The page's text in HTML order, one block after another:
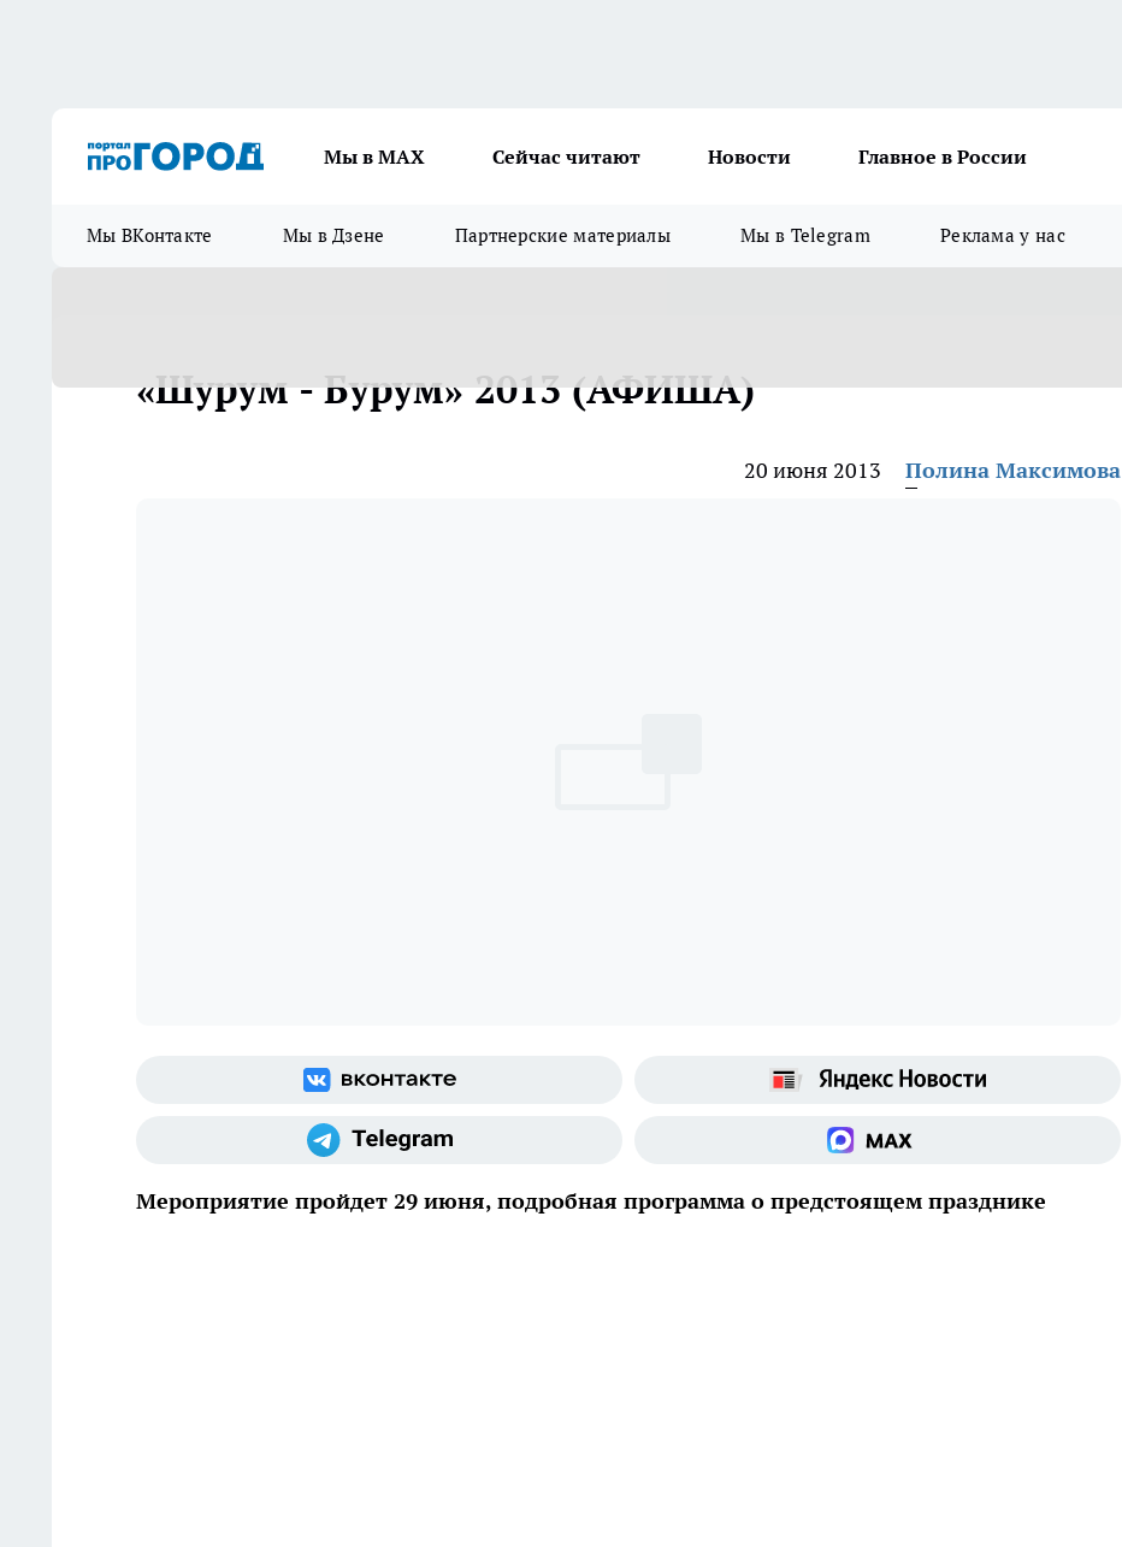
Мы в МАХ Сейчас читают Новости Главное в России
Мы ВКонтакте Мы в Дзене Партнерские материалы Мы в Telegram Реклама у нас
«Шурум - Бурум» 2013 (АФИША)
20 июня 2013 Полина Максимова
Мероприятие пройдет 29 июня, подробная программа о предстоящем празднике